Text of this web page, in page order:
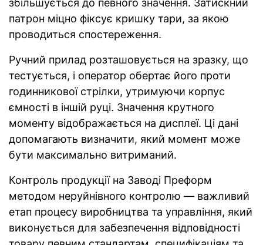
збільшується до певного значення. Затискний
патрон міцно фіксує кришку тари, за якою
проводиться спостереження.
Ручний прилад розташовується на зразку, що
тестується, і оператор обертає його проти
годинникової стрілки, утримуючи корпус
ємності в іншій руці. Значення крутного
моменту відображається на дисплеї. Ці дані
допомагають визначити, який момент може
бути максимально витриманий.
Контроль продукції на Заводі Преформ
методом неруйнівного контролю — важливий
етап процесу виробництва та управління, який
виконується для забезпечення відповідності